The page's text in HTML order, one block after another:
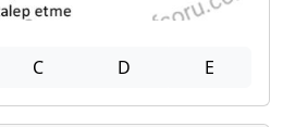
C D E